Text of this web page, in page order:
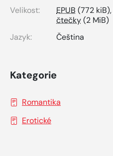
Velikost:
EPUB (772 kiB),
čtečky(2 MiB)
Jazyk:
Čeština
Kategorie
Romantika
Erotické